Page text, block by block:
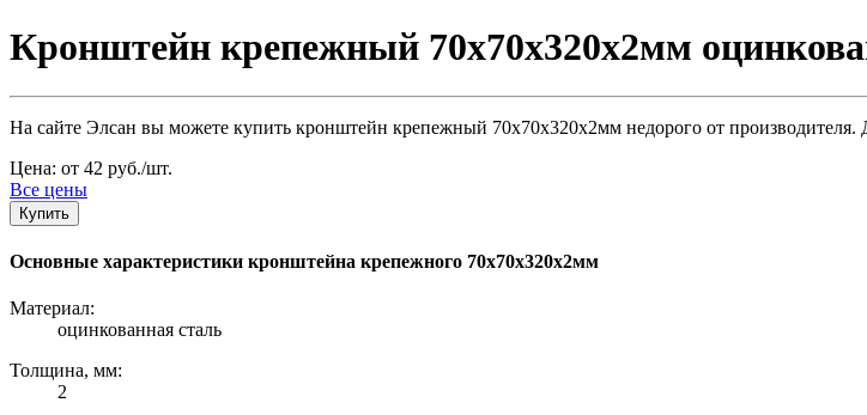
Кронштейн крепежный 70х70х320х2мм
На сайте Элсан вы можете купить кронштейн крепежный 70х70х320х2мм недорого от производителя.
Цена: от 42 руб./шт.
Все цены
Купить
Основные характеристики кронштейна крепежного 70х70х320х2мм
Материал:
оцинкованная сталь
Толщина, мм:
2